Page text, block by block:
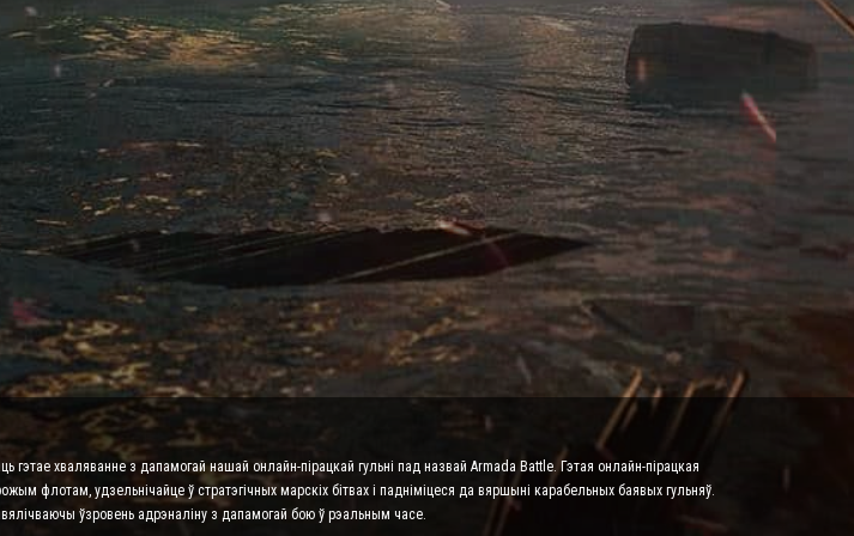
гэтае хваляванне з дапамогай нашай онлайн-пірацкай гульні пад назвай Armada Battle. Гэтая онлайн-пірацкая
флотам, удзельнічайце ў стратэгічных марскіх бітвах і падніміцеся да вяршыні карабельных баявых гульняў.
ўзровень адрэналіну з дапамогай бою ў рэальным часе.